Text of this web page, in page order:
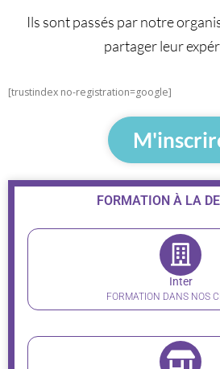
Ils sont passés par notre
partager leur
[trustindex no-registration=google]
FORMATION À LA
Inter
FORMATION DANS NOS